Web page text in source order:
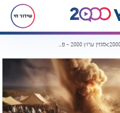
שידור חי
מגזין ערוץ 2000 - פרשת קֹרח תשפ"ד